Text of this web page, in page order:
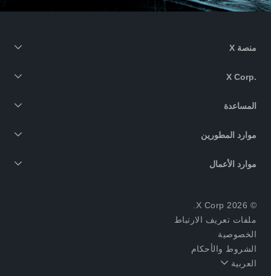
منصة X
X Corp.‎
المساعدة
موارد المطورين
موارد الأعمال
© 2026 X Corp.
ملفات تعريف الارتباط
الخصوصية
الشروط والأحكام
العربية